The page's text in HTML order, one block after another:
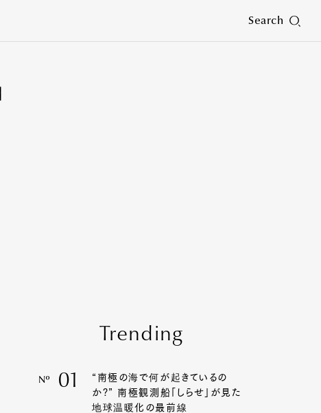
Search
Trending
Nº 01
“南極の海で何が起きているの
か?” 南極観測船「しらせ」が見た
地球温暖化の最前線